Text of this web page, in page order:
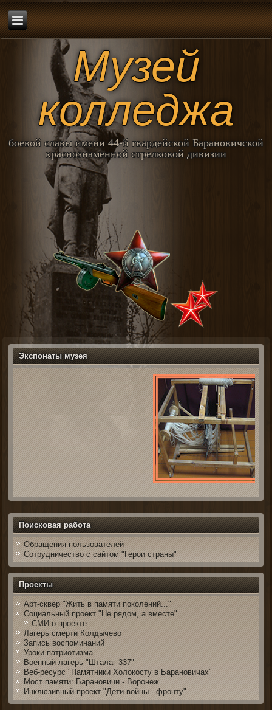
Музей
колледжа
боевой славы имени 44-й гвардейской Барановичской
краснознаменной стрелковой дивизии
Экспонаты музея
Поисковая работа
Обращения пользователей
Сотрудничество с сайтом "Герои страны"
Проекты
Арт-сквер "Жить в памяти поколений..."
Социальный проект "Не рядом, а вместе"
СМИ о проекте
Лагерь смерти Колдычево
Запись воспоминаний
Уроки патриотизма
Военный лагерь "Шталаг 337"
Веб-ресурс "Памятники Холокосту в Барановичах"
Мост памяти: Барановичи - Воронеж
Инклюзивный проект "Дети войны - фронту"